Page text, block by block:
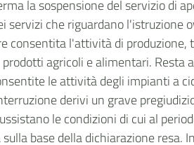
la sospensione del servizio di
servizi che riguardano
consentita l'attività di
agricoli e alimentari.
le attività degli impianti a
derivi un grave
le condizioni di cui al
base della dichiarazione